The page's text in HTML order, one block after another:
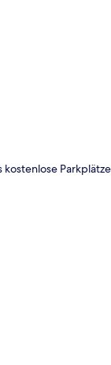
Parkplätze